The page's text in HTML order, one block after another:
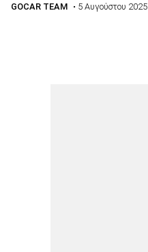
GOCAR TEAM • 5 Αυγούστου 2025